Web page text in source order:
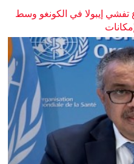
تفشي إيبولا في الكونغو وسط